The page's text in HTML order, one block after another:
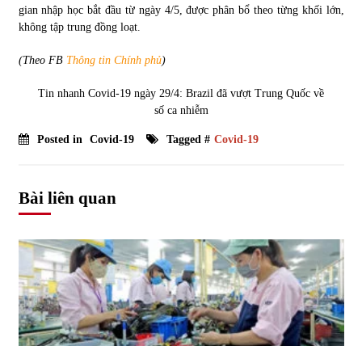
gian nhập học bắt đầu từ ngày 4/5, được phân bổ theo từng khối lớn,
không tập trung đồng loạt.
(Theo FB Thông tin Chính phủ)
Tin nhanh Covid-19 ngày 29/4: Brazil đã vượt Trung Quốc về
số ca nhiễm
Posted in Covid-19 Tagged # Covid-19
Bài liên quan